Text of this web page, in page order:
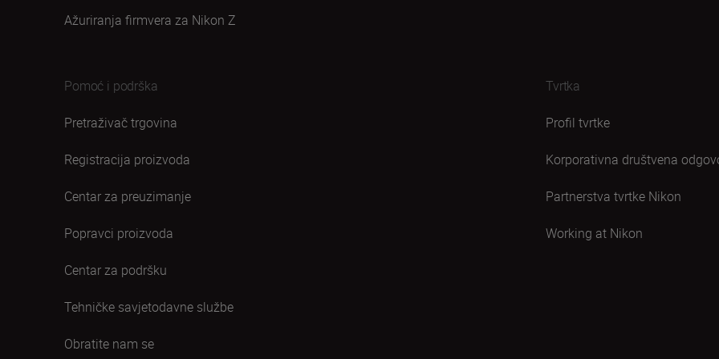
Ažuriranja firmvera za Nikon Z
Pomoć i podrška
Pretraživač trgovina
Registracija proizvoda
Centar za preuzimanje
Popravci proizvoda
Centar za podršku
Tehničke savjetodavne službe
Obratite nam se
Tvrtka
Profil tvrtke
Korporativna društvena
Partnerstva tvrtke Nikon
Working at Nikon